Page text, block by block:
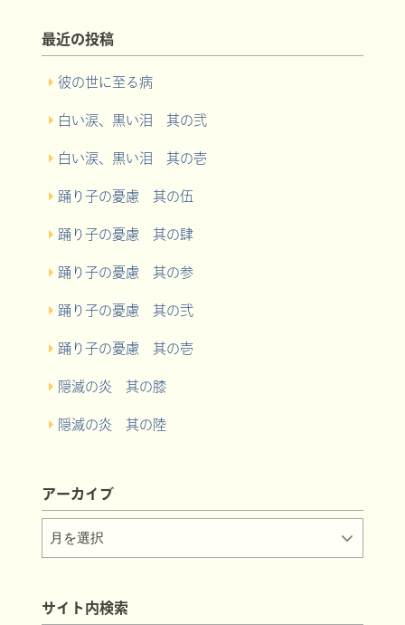
最近の投稿
彼の世に至る病
白い涙、黒い泪 其の弐
白い涙、黒い泪 其の壱
踊り子の憂慮 其の伍
踊り子の憂慮 其の肆
踊り子の憂慮 其の参
踊り子の憂慮 其の弐
踊り子の憂慮 其の壱
隠滅の炎 其の膝
隠滅の炎 其の陸
アーカイブ
サイト内検索